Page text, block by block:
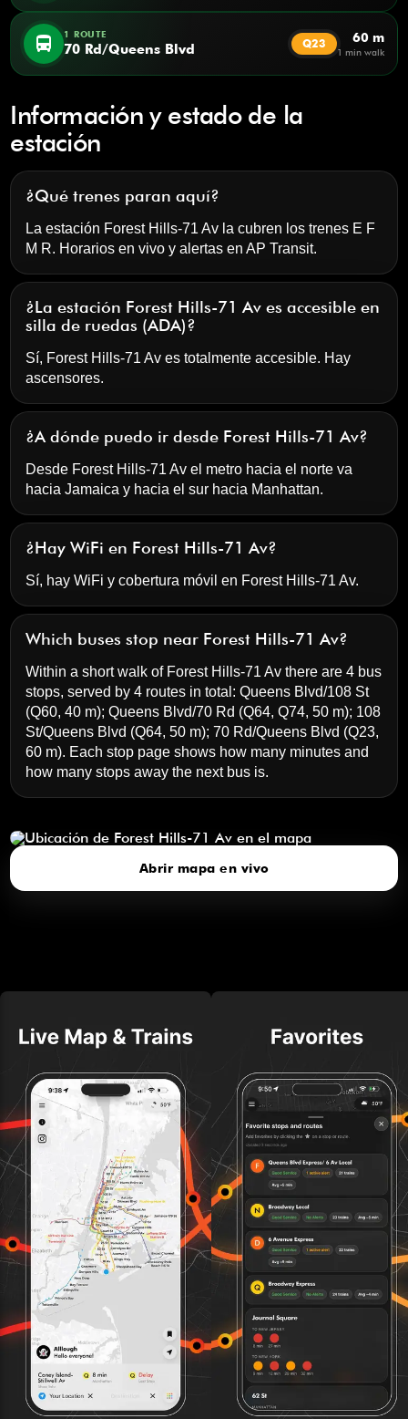
directions_bus 1 ROUTE
70 Rd/Queens Blvd Q23 60 m
1 min walk
Información y estado de la
estación
¿Qué trenes paran aquí?
La estación Forest Hills-71 Av la cubren los trenes E F
M R. Horarios en vivo y alertas enAP Transit.
¿La estación Forest Hills-71 Av es accesible en
silla de ruedas (ADA)?
Sí, Forest Hills-71 Av es totalmente accesible. Hay
ascensores.
¿A dónde puedo ir desde Forest Hills-71 Av?
Desde Forest Hills-71 Av el metro hacia el norte va
hacia Jamaica y hacia el sur hacia Manhattan.
¿Hay WiFi en Forest Hills-71 Av?
Sí, hay WiFi y cobertura móvil en Forest Hills-71 Av.
Which buses stop near Forest Hills-71 Av?
Within a short walk of Forest Hills-71 Av there are 4 bus
stops, served by 4 routes in total:Queens Blvd/108 St
(Q60, 40 m);Queens Blvd/70 Rd (Q64, Q74, 50 m); 108
St/Queens Blvd (Q64, 50 m);70 Rd/Queens Blvd (Q23,
60 m). Each stop page shows how many minutes and
how many stops away the next bus is.
Abrir mapa en vivo